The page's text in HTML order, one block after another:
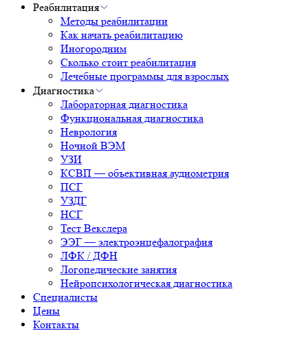
Реабилитация
Методы реабилитации
Как начать реабилитацию
Иногородним
Сколько стоит реабилитация
Лечебные программы для взрослых
Диагностика
Лабораторная диагностика
Функциональная диагностика
Неврология
Ночной ВЭМ
УЗИ
КСВП — объективная аудиометрия
ПСГ
УЗДГ
НСГ
Тест Векслера
ЭЭГ — электроэнцефалография
ЛФК / ДФН
Логопедические занятия
Нейропсихологическая диагностика
Специалисты
Цены
Контакты